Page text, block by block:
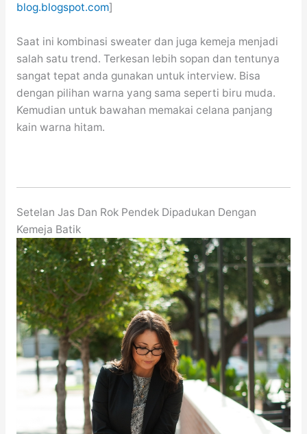
blog.blogspot.com]
Saat ini kombinasi sweater dan juga kemeja menjadi
salah satu trend. Terkesan lebih sopan dan tentunya
sangat tepat anda gunakan untuk interview. Bisa
dengan pilihan warna yang sama seperti biru muda.
Kemudian untuk bawahan memakai celana panjang
kain warna hitam.
Setelan Jas Dan Rok Pendek Dipadukan Dengan
Kemeja Batik